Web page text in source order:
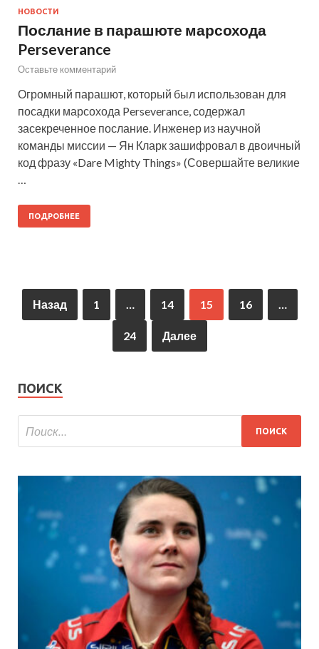
НОВОСТИ
Послание в парашюте марсохода
Perseverance
Оставьте комментарий
Огромный парашют, который был использован для
посадки марсохода Perseverance, содержал
засекреченное послание. Инженер из научной
команды миссии — Ян Кларк зашифровал в двоичный
код фразу «Dare Mighty Things» (Совершайте великие
…
ПОДРОБНЕЕ
Назад 1 … 14 15 16 …
24 Далее
ПОИСК